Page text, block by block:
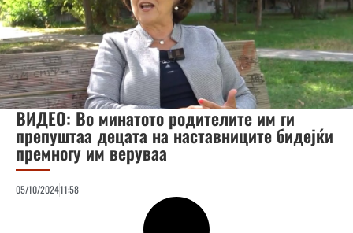
ВИДЕО: Во минатото родителите им ги
препуштаа децата на наставниците бидејќи
премногу им веруваа
05/10/202411:58